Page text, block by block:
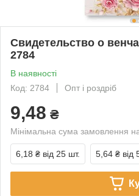
Свидетельство о
2784
В наявності
Код: 2784
Опт і роздріб
9,48 ₴
Мінімальна сума замовлення
6,18 ₴ від 25 шт. 5,64 ₴ від